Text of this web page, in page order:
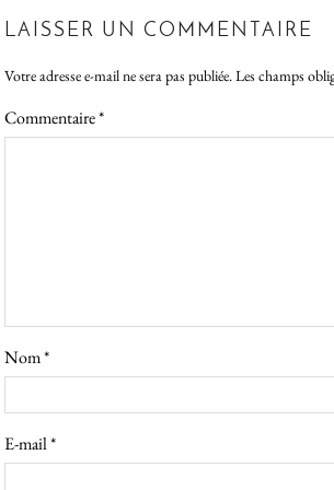
LAISSER UN COMMENTAIRE
Votre adresse e-mail ne sera pas publiée.Les champs
Commentaire*
Nom*
E-mail*